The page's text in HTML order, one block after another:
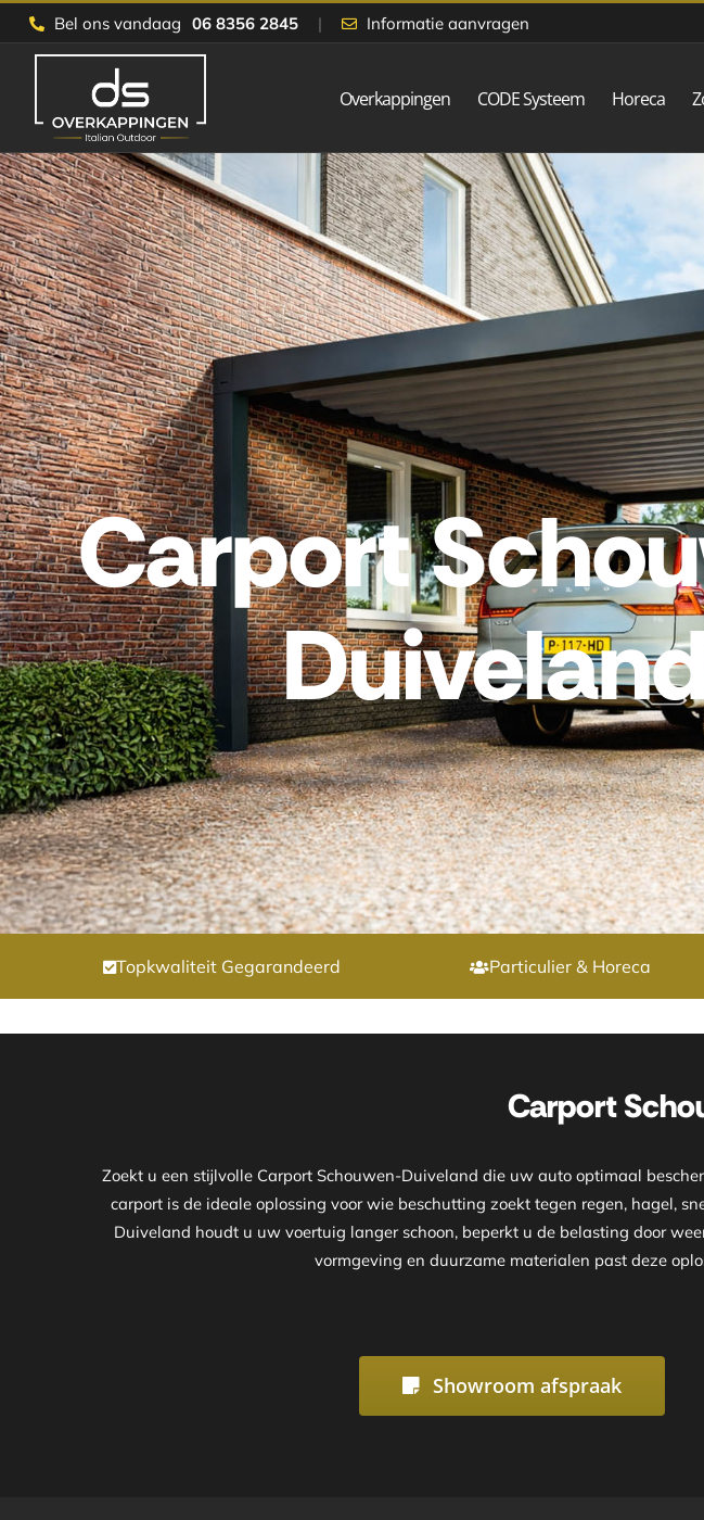
Skip
to
Bel ons vandaag 06 8356 2845 | Informatie aanvragen
Overkappingen CODE Systeem Horeca
Carport
Topkwaliteit Gegarandeerd Particulier & Horeca
Carport
Zoekt u een stijlvolle Carport Schouwen-Duiveland die uw auto optimaal
carport is de ideale oplossing voor wie beschutting zoekt tegen regen, hagel,
Duiveland houdt u uw voertuig langer schoon, beperkt u de belasting door
vormgeving en duurzame materialen past deze
Showroom afspraak